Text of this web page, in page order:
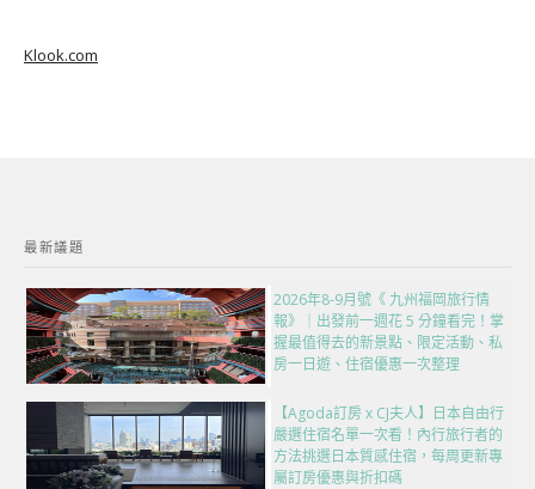
Klook.com
最新議題
2026年8-9月號《 九州福岡旅行情
報》｜出發前一週花 5 分鐘看完！掌
握最值得去的新景點、限定活動、私
房一日遊、住宿優惠一次整理
【Agoda訂房 x CJ夫人】日本自由行
嚴選住宿名單一次看！內行旅行者的
方法挑選日本質感住宿，每周更新專
屬訂房優惠與折扣碼